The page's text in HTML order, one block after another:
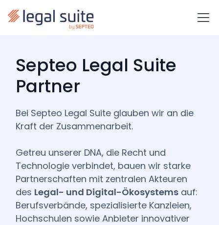
Septeo Legal Suite
Partner
Bei Septeo Legal Suite glauben wir an die
Kraft der Zusammenarbeit.
Getreu unserer DNA, die Recht und
Technologie verbindet, bauen wir starke
Partnerschaften mit zentralen Akteuren
des Legal- und Digital-Ökosystems auf:
Berufsverbände, spezialisierte Kanzleien,
Hochschulen sowie Anbieter innovativer